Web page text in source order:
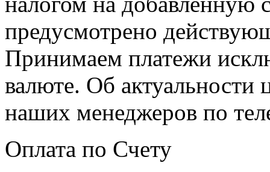
предусмотрено
Принимаем платежи
валюте. Об актуальности
наших менеджеров по
Оплата по Счету